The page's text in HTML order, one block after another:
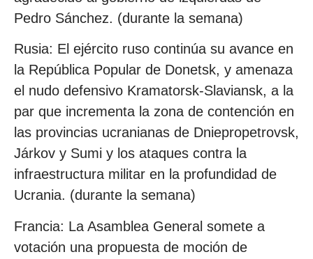
Pedro Sánchez. (durante la semana)
Rusia: El ejército ruso continúa su avance en
la República Popular de Donetsk, y amenaza
el nudo defensivo Kramatorsk-Slaviansk, a la
par que incrementa la zona de contención en
las provincias ucranianas de Dniepropetrovsk,
Járkov y Sumi y los ataques contra la
infraestructura militar en la profundidad de
Ucrania. (durante la semana)
Francia: La Asamblea General somete a
votación una propuesta de moción de